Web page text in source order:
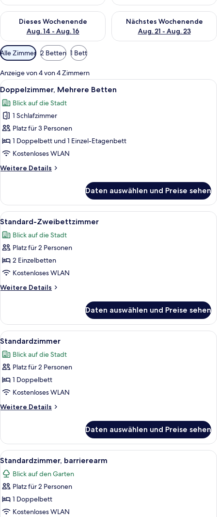
Dieses Wochenende
Aug. 14 - Aug. 16
Überprüfe die Verfügbarkeit für dieses Wochenende, Aug. 14
Nächstes Wochenende
Aug. 21 - Aug. 23
Überprüfe die Verfügbarkeit
Verfügbare
Filter
für
Zimmer
Alle Zimmer 2 Betten 1 Bett
Anzeige von 4 von 4 Zimmern
Alle
Fotos
für
Doppelzimmer,
Mehrere
Betten
anzeigen
Ein Einzelbett mit Kopfteil, ein
6
Doppelzimmer, Mehrere Betten
Blick auf die Stadt
1 Schlafzimmer
Platz für 3 Personen
1 Doppelbett und 1 Einzel-Etagenbett
Kostenloses WLAN
Weitere Details
Weitere
Mehrere
Betten
Daten auswählen und Preise sehen
Alle
Fotos
für
Standard-
Zweibettzimmer
anzeigen
Standard-Zweibettzimmer |
6
Standard-Zweibettzimmer
Blick auf die Stadt
Platz für 2 Personen
2 Einzelbetten
Kostenloses WLAN
Weitere Details
Weitere
Zweibettzimmer
Daten auswählen und Preise sehen
Alle
Fotos
für
Standardzimmer
anzeigen
Ein Hotelzimmer mit Bett,
5
Standardzimmer
Blick auf die Stadt
Platz für 2 Personen
1 Doppelbett
Kostenloses WLAN
Weitere Details
Weitere
Daten auswählen und Preise sehen
Alle
Fotos
für
Standardzimmer,
barrierearm
anzeigen
Schreibtisch, schallisolierte Zimmer,
6
Standardzimmer, barrierearm
Blick auf den Garten
Platz für 2 Personen
1 Doppelbett
Kostenloses WLAN